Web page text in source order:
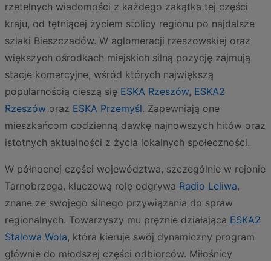
rzetelnych wiadomości z każdego zakątka tej części
kraju, od tętniącej życiem stolicy regionu po najdalsze
szlaki Bieszczadów. W aglomeracji rzeszowskiej oraz
większych ośrodkach miejskich silną pozycję zajmują
stacje komercyjne, wśród których największą
popularnością cieszą się ESKA Rzeszów, ESKA2
Rzeszów oraz ESKA Przemyśl. Zapewniają one
mieszkańcom codzienną dawkę najnowszych hitów oraz
istotnych aktualności z życia lokalnych społeczności.
W północnej części województwa, szczególnie w rejonie
Tarnobrzega, kluczową rolę odgrywa Radio Leliwa,
znane ze swojego silnego przywiązania do spraw
regionalnych. Towarzyszy mu prężnie działająca ESKA2
Stalowa Wola, która kieruje swój dynamiczny program
głównie do młodszej części odbiorców. Miłośnicy